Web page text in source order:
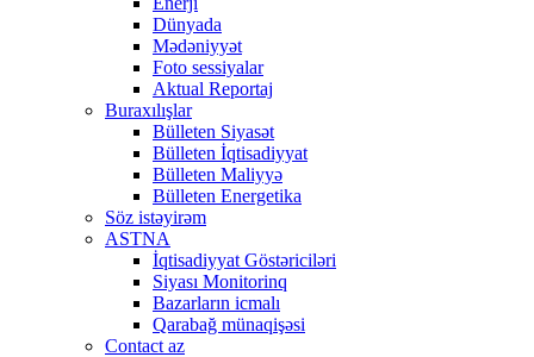
Dünyada
Mədəniyyət
Foto sessiyalar
Aktual Reportaj
Buraxılışlar
Bülleten Siyasət
Bülleten İqtisadiyyat
Bülleten Maliyyə
Bülleten Energetika
Söz istəyirəm
ASTNA
İqtisadiyyat Göstəriciləri
Siyası Monitorinq
Bazarların icmalı
Qarabağ münaqişəsi
Contact az